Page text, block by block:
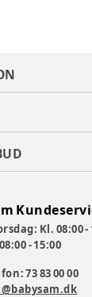
Kl. 08:00 -
- 15:00
73 83 00 00